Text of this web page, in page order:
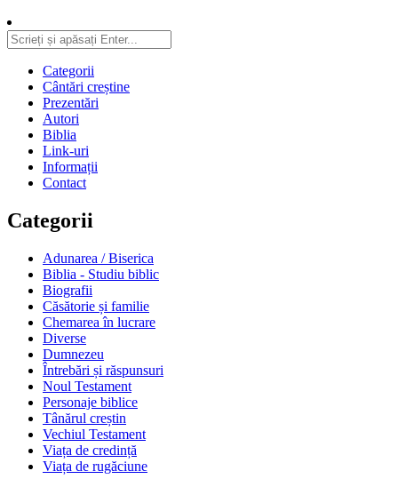
Categorii
Cântări creștine
Prezentări
Autori
Biblia
Link-uri
Informații
Contact
Categorii
Adunarea / Biserica
Biblia - Studiu biblic
Biografii
Căsătorie și familie
Chemarea în lucrare
Diverse
Dumnezeu
Întrebări și răspunsuri
Noul Testament
Personaje biblice
Tânărul creștin
Vechiul Testament
Viața de credință
Viața de rugăciune